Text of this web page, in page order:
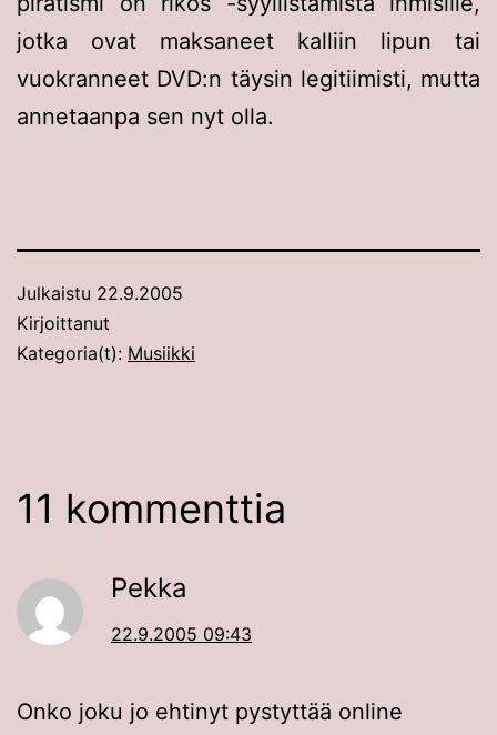
jotka ovat maksaneet kalliin lipun tai
vuokranneet DVD:n täysin legitiimisti, mutta
annetaanpa sen nyt olla.
Julkaistu 22.9.2005
Kirjoittanut
Kategoria(t): Musiikki
11 kommenttia
Pekka
22.9.2005 09:43
Onko joku jo ehtinyt pystyttää online